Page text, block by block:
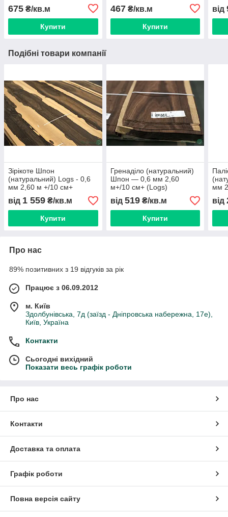
675 ₴/кв.м
Купити
467₴/кв.м
Купити
від
Подібні товари компанії
Зірікоте Шпон
(натуральний) Logs - 0,6
мм 2,60 м +/10 см+
від 1 559 ₴/кв.м
Купити
Гренаділо (натуральний)
Шпон — 0,6 мм 2,60
м+/10 см+ (Logs)
від 519₴/кв.м
Купити
мм
від
Про нас
89% позитивних з 19 відгуків за рік
Працює з 06.09.2012
м. Київ
Здолбунівська, 7д (заїзд - Дніпровська набережна, 17е),
Київ, Україна
Контакти
Сьогодні вихідний
Показати весь графік роботи
Про нас
Контакти
Доставка та оплата
Графік роботи
Повна версія сайту